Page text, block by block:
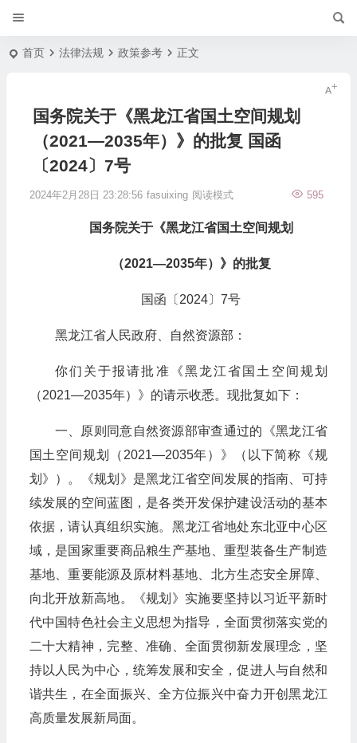
首页 法律法规 政策参考 正文
国务院关于《黑龙江省国土空间规划
（2021—2035年）》的批复 国函
〔2024〕7号
2024年2月28日 23:28:56 fasuixing 595
阅读模式
国务院关于《黑龙江省国土空间规划
（2021—2035年）》的批复
国函〔2024〕7号
黑龙江省人民政府、自然资源部：
你们关于报请批准《黑龙江省国土空间规划
（2021—2035年）》的请示收悉。现批复如下：
一、原则同意自然资源部审查通过的《黑龙江省
国土空间规划（2021—2035年）》（以下简称《规
划》）。《规划》是黑龙江省空间发展的指南、可持
续发展的空间蓝图，是各类开发保护建设活动的基本
依据，请认真组织实施。黑龙江省地处东北亚中心区
域，是国家重要商品粮生产基地、重型装备生产制造
基地、重要能源及原材料基地、北方生态安全屏障、
向北开放新高地。《规划》实施要坚持以习近平新时
代中国特色社会主义思想为指导，全面贯彻落实党的
二十大精神，完整、准确、全面贯彻新发展理念，坚
持以人民为中心，统筹发展和安全，促进人与自然和
谐共生，在全面振兴、全方位振兴中奋力开创黑龙江
高质量发展新局面。